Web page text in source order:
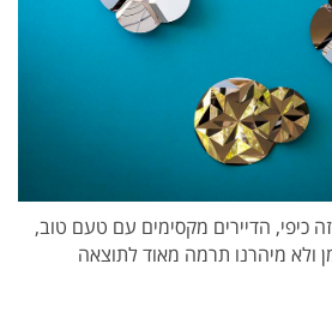
כיפי, הדיירים מקסימים עם טעם טוב,
ולא מיהרנו תרמה מאוד לתוצאה